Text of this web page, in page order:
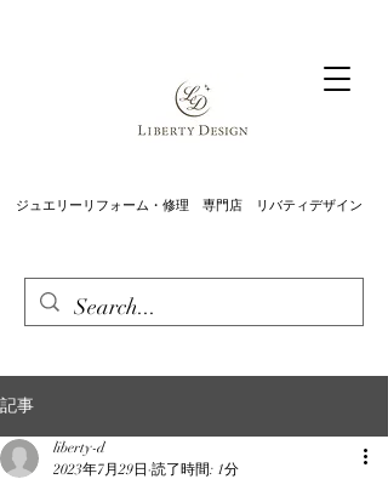
ジュエリーリフォーム・修理 専門店 リバティデザイン
記事
liberty-d
2023年7月29日 読了時間: 1分